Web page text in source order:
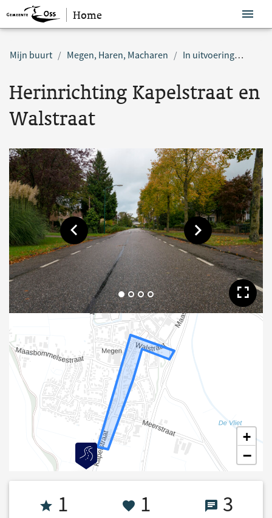
Sla navigatie over
Home
Mijn buurt Megen, Haren, Macharen In uitvoering
Herinrichting Kapelstraat en
Walstraat
Toon vorige afbeelding Toon volgende
+
−
Populariteit 1
1 1 Goed idee
1 3 3